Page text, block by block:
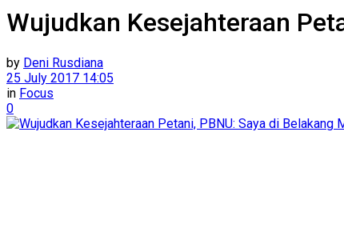
Wujudkan Kesejahteraan
by Deni Rusdiana
25 July 2017 14:05
in Focus
0